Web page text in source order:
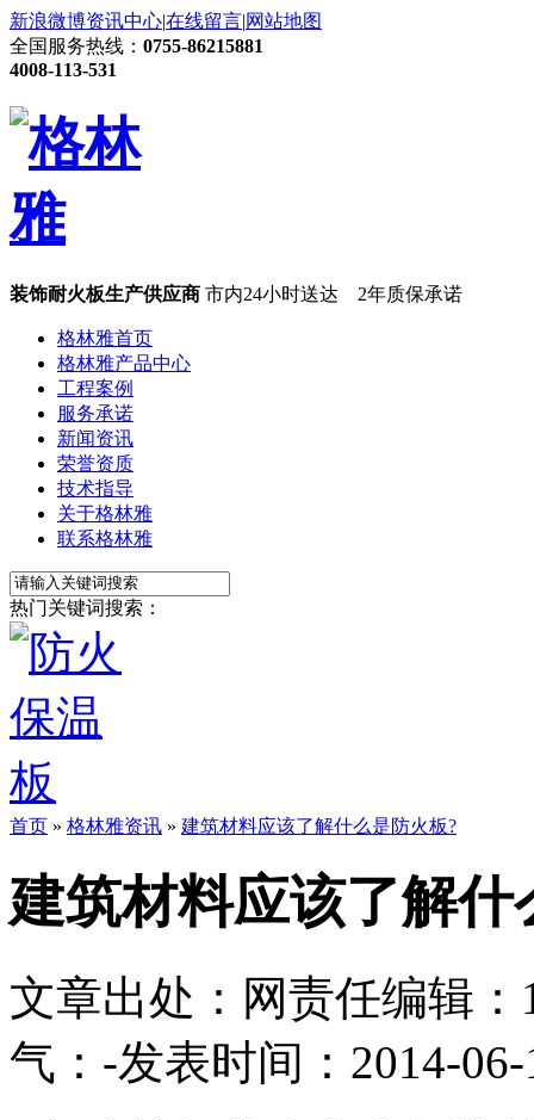
新浪微博资讯中心|在线留言|网站地图
全国服务热线： 0755-86215881
4008-113-531
装饰耐火板生产供应商 市内24小时送达 2年质保承诺
格林雅首页
格林雅产品中心
工程案例
服务承诺
新闻资讯
荣誉资质
技术指导
关于格林雅
联系格林雅
热门关键词搜索：
首页 » 格林雅资讯 » 建筑材料应该了解什么是防火板?
建筑材料应该了解什
文章出处： 网责任编辑：
气： -发表时间：2014-